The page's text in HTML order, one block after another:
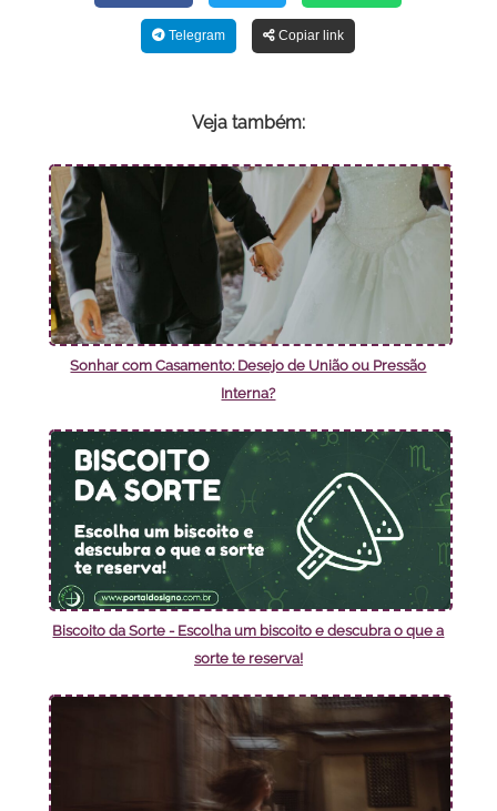
Telegram Copiar link
Veja também:
Sonhar com Casamento: Desejo de União ou Pressão
Interna?
Biscoito da Sorte - Escolha um biscoito e descubra o que a
sorte te reserva!